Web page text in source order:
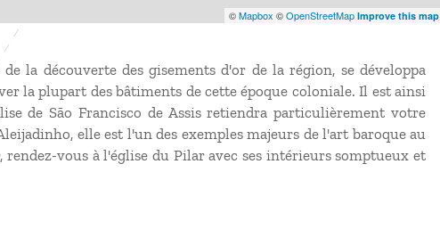
©Mapbox ©OpenStreetMap Improve this map
la découverte des gisements d'or de la région, se développa
la plupart des bâtiments de cette époque coloniale. Il est ainsi
de São Francisco de Assis retiendra particulièrement votre
elle est l'un des exemples majeurs de l'art baroque au
rendez-vous à l'église du Pilar avec ses intérieurs somptueux et